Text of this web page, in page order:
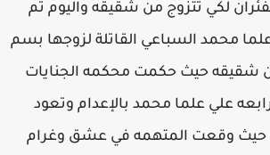
لكي تتزوج من شقيقه واليوم تم
محمد السباعي القاتلة لزوجها بسم
شقيقه حيث حكمت محكمه الجنايات
علي علما محمد بالإعدام وتعود
القضيه على عام ٢٠١٥ حيث وقعت المتهمه في عشق وغرام